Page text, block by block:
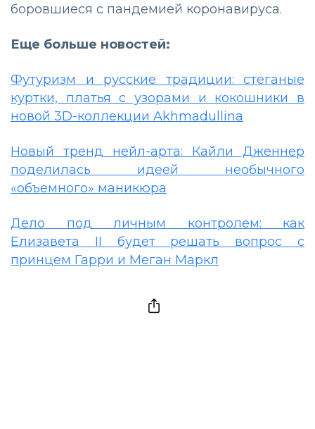
боровшиеся с пандемией коронавируса.
Еще больше новостей:
Футуризм и русские традиции: стеганые
куртки, платья с узорами и кокошники в
новой 3D-коллекции Akhmadullina
Новый тренд нейл-арта: Кайли Дженнер
поделилась идеей необычного
«объемного» маникюра
Дело под личным контролем: как
Елизавета II будет решать вопрос с
принцем Гарри и Меган Маркл